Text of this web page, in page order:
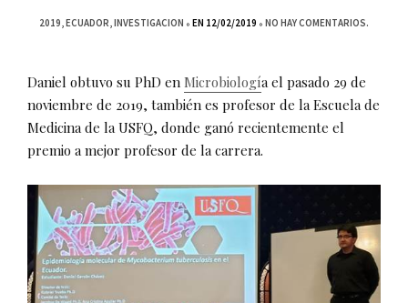
2019 ECUADOR INVESTIGACION EN 12/02/2019 NO HAY COMENTARIOS.
Daniel obtuvo su PhD en Microbiología el pasado 29 de
noviembre de 2019, también es profesor de la Escuela de
Medicina de la USFQ, donde ganó recientemente el
premio a mejor profesor de la carrera.